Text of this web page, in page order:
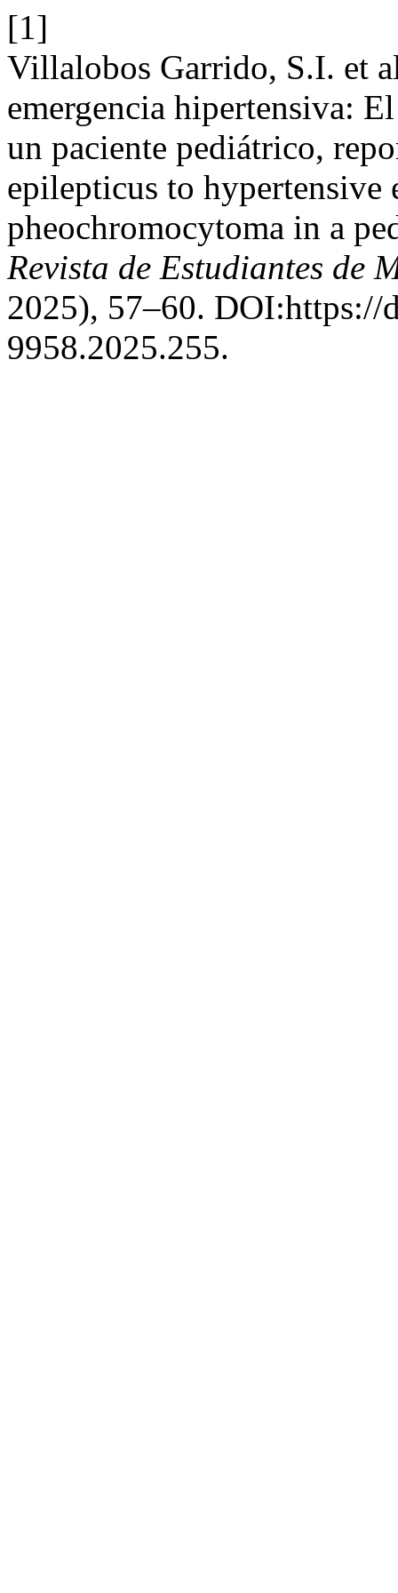
[1]
Villalobos Garrido, S.I. et
emergencia hipertensiva:
un paciente pediátrico,
epilepticus to hypertensive
pheochromocytoma in a
Revista de Estudiantes de
2025), 57–60. DOI:https://
9958.2025.255.